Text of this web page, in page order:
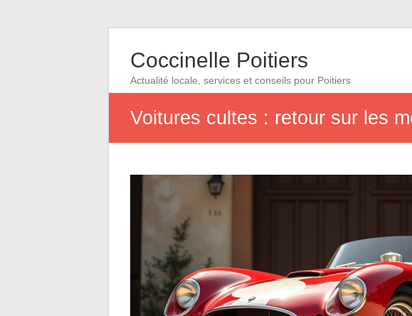
Coccinelle Poitiers
Actualité locale, services et conseils pour Poitiers
Voitures cultes : retour sur les